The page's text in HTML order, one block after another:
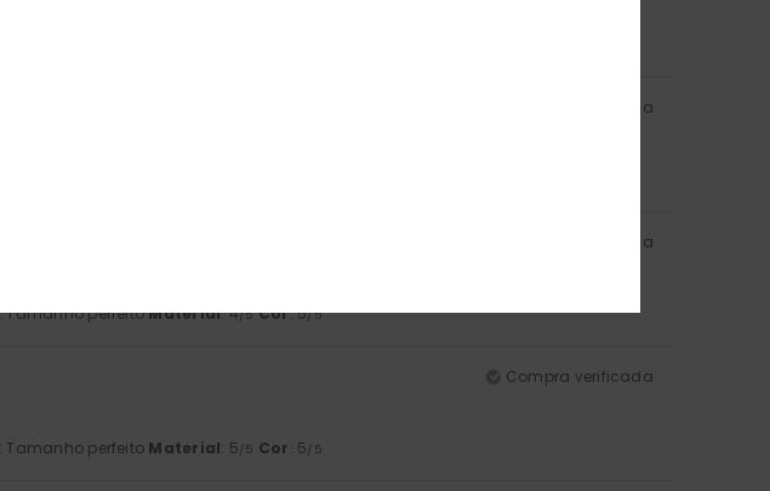
Compra verificada
Compra verificada
Tamanho perfeitoMaterial: 4/5 Cor: 5/5
Compra verificada
: Tamanho perfeito Material: 5/5 Cor: 5/5